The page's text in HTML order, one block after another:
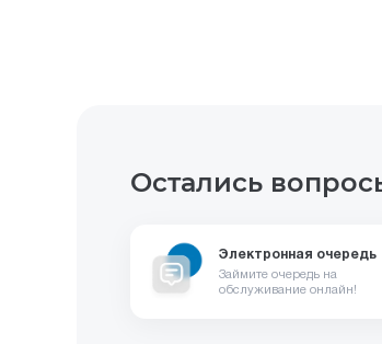
Остались
Электронная очередь
Займите очередь на
обслуживание онлайн!